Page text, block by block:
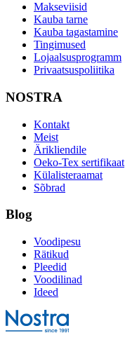
Makseviisid
Kauba tarne
Kauba tagastamine
Tingimused
Lojaalsusprogramm
Privaatsuspoliitika
NOSTRA
Kontakt
Meist
Ärikliendile
Oeko-Tex sertifikaat
Külalisteraamat
Sõbrad
Blog
Voodipesu
Rätikud
Pleedid
Voodilinad
Ideed